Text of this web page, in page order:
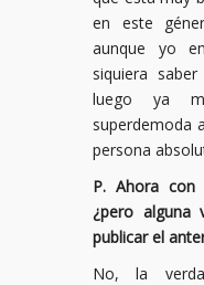
en este
aunque yo
siquiera
luego ya
superdemoda
persona
P. Ahora
¿pero alguna
publicar el
No, la